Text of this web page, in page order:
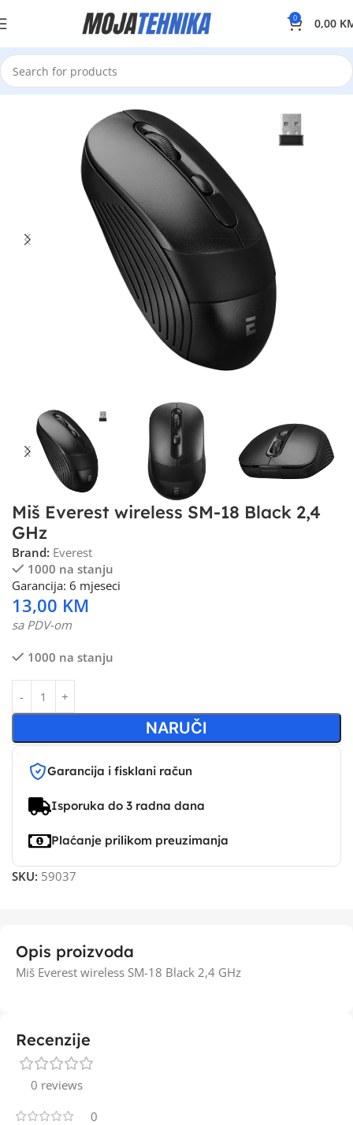
0 0,00
Miš Everest wireless SM-18 Black 2,4
GHz
Brand: Everest
1000 na stanju
Garancija: 6 mjeseci
13,00 KM
sa PDV-om
1000 na stanju
NARUČI
Garancija i fisklani račun
Isporuka do 3 radna dana
Plaćanje prilikom preuzimanja
SKU: 59037
Opis proizvoda
Miš Everest wireless SM-18 Black 2,4 GHz
Recenzije
0 reviews
0